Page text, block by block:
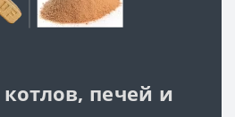
печей и